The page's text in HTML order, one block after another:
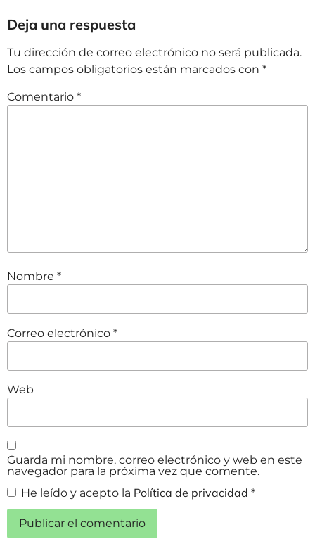
Deja una respuesta
Tu dirección de correo electrónico no será publicada.
Los campos obligatorios están marcados con *
Comentario *
Nombre *
Correo electrónico *
Web
Guarda mi nombre, correo electrónico y web en este
navegador para la próxima vez que comente.
He leído y acepto la Política de privacidad *